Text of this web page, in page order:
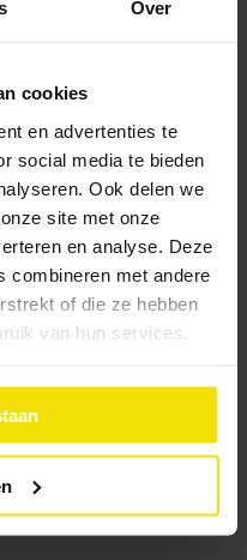
Over
cookies
en advertenties te
social media te bieden
Ook delen we
site met onze
en analyse. Deze
combineren met andere
of die ze hebben
van hun services.
Als u dit al
deze of de
woningisolatie van
nieuwe
voor
subsidieregels
isoleren